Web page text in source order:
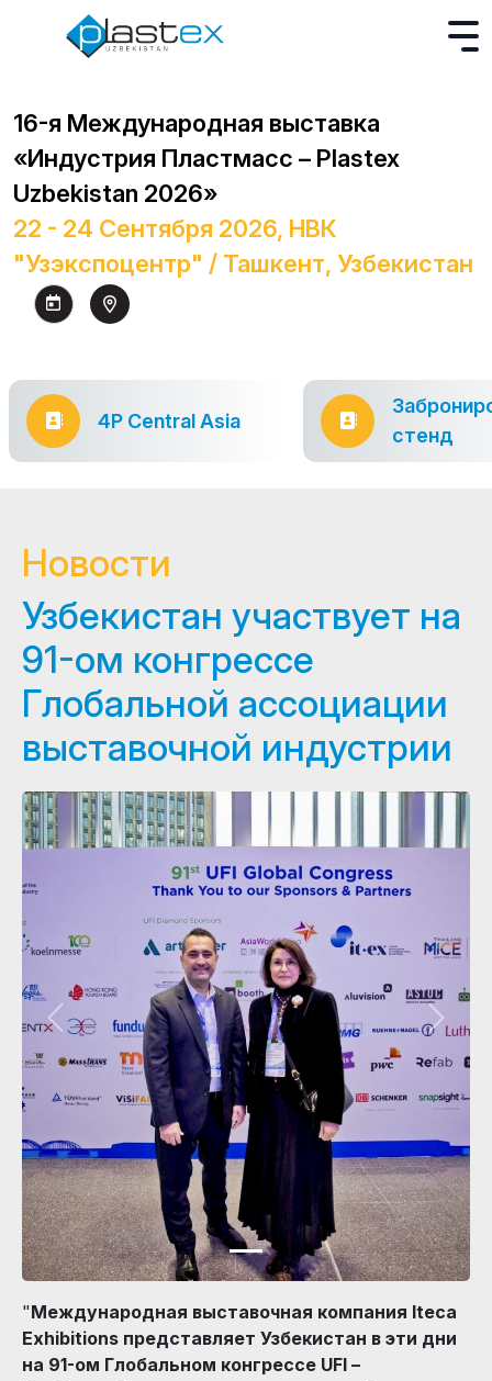
16-я Международная выставка
«Индустрия Пластмасс – Plastex
Uzbekistan 2026»
22 - 24 Сентября 2026, НВК
"Узэкспоцентр" / Ташкент, Узбекистан
4P Central Asia
стенд
Новости
Узбекистан участвует на
91-ом конгрессе
Глобальной ассоциации
выставочной индустрии
"Международная выставочная компания Iteca
Exhibitions представляет Узбекистан в эти дни
на 91-ом Глобальном конгрессе UFI –